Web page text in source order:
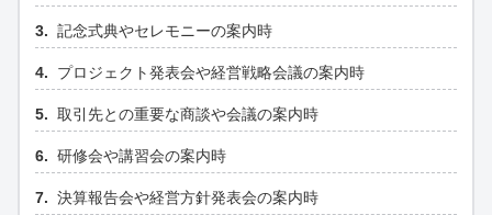
記念式典やセレモニーの案内時
プロジェクト発表会や経営戦略会議の案内時
取引先との重要な商談や会議の案内時
研修会や講習会の案内時
決算報告会や経営方針発表会の案内時